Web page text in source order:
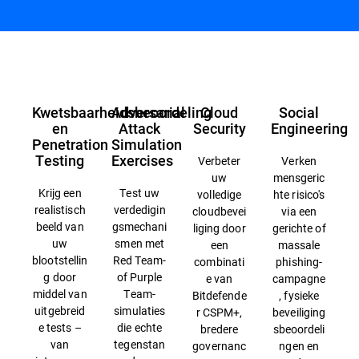
Kwetsbaarheidsbeoordeling
en
Penetration
Testing
Krijg een
realistisch
beeld van
uw
blootstellin
g door
middel van
uitgebreid
e tests –
van
Adversarial
Attack
Simulation
Exercises
Test uw
verdedigin
gsmechani
smen met
Red Team-
of Purple
Team-
simulaties
die echte
tegenstan
Cloud
Security
Verbeter
uw
volledige
cloudbevei
liging door
een
combinati
e van
Bitdefende
r CSPM+,
bredere
governanc
Social
Engineering
Verken
mensgeric
hte risico's
via een
gerichte of
massale
phishing-
campagne
, fysieke
beveiliging
sbeoordeli
ngen en